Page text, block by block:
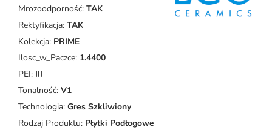
Mrozoodporność: TAK
Rektyfikacja: TAK
Kolekcja: PRIME
Ilosc_w_Paczce: 1.4400
PEI: III
Tonalność: V1
Technologia: Gres Szkliwiony
Rodzaj Produktu: Płytki Podłogowe